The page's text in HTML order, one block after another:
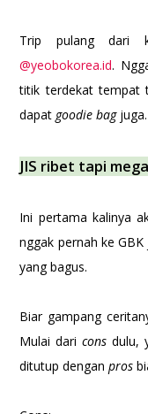
Trip pulang dari
@yeobokorea.id.
titik terdekat tempat
dapat goodie bagjuga.
JIS ribet tapi
Ini pertama kalinya
nggak pernah ke
yang bagus.
Biar gampang
Mulai daricons dulu,
ditutup denganpros